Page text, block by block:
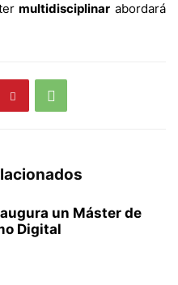
multidisciplinar abordará
un Máster de
Digital